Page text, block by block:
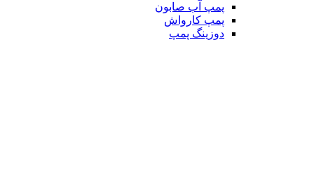
پمپ آب صابون
پمپ کارواش
دوزینگ پمپ